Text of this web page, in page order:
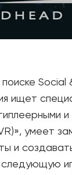
поиске
ищет
умеет
и